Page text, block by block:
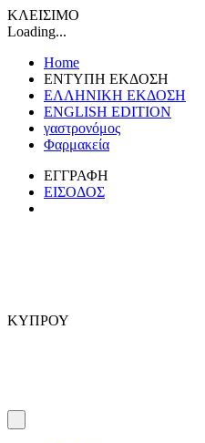
ΚΛΕΙΣΙΜΟ
Loading...
Home
ΕΝΤΥΠΗ ΕΚΔΟΣΗ
ΕΛΛΗΝΙΚΗ ΕΚΔΟΣΗ
ENGLISH EDITION
γαστρονόμος
Φαρμακεία
ΕΓΓΡΑΦΗ
ΕΙΣΟΔΟΣ
ΚΥΠΡΟΥ